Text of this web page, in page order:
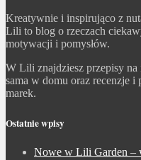
Kreatywnie i inspirująco z
Lili to blog o rzeczach
motywacji i pomysłów.
W Lili znajdziesz przepisy
sama w domu oraz recenzje
marek.
Ostatnie wpisy
Nowe w Lili Garden –